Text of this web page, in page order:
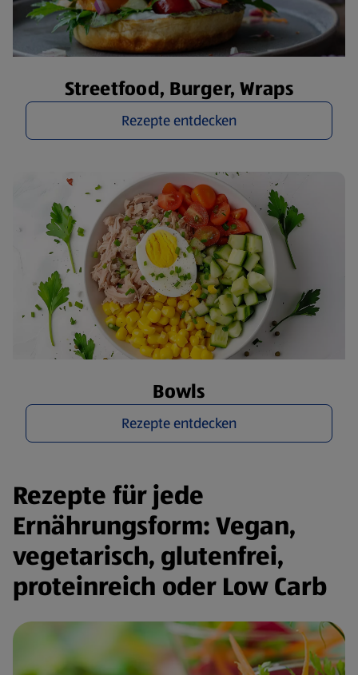
Streetfood, Burger, Wraps
Rezepte entdecken
Bowls
Rezepte entdecken
Rezepte für jede
Ernährungsform: Vegan,
vegetarisch, glutenfrei,
proteinreich oder Low Carb